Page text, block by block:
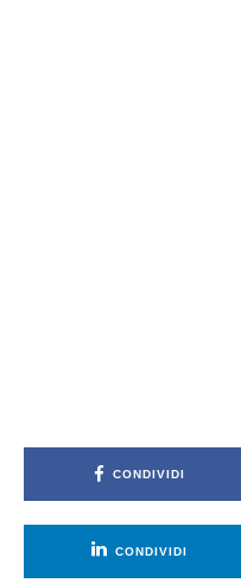
CONDIVIDI
CONDIVIDI